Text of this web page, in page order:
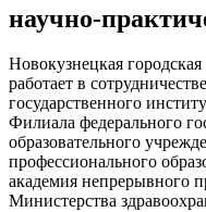
научно-
Новокузнецкая
работает в
государственного
Филиала федерального
образовательного
профессионального
академия непрерывного
Министерства